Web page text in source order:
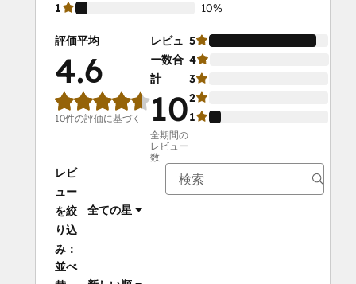
1
10%
評価平均
4.6
10件の評価に基づく
レビュ
ー数合
計
10
全期間の
レビュー
数
5
4
3
2
1
レビ
ュー
を絞
り込
み：
全ての星
並べ